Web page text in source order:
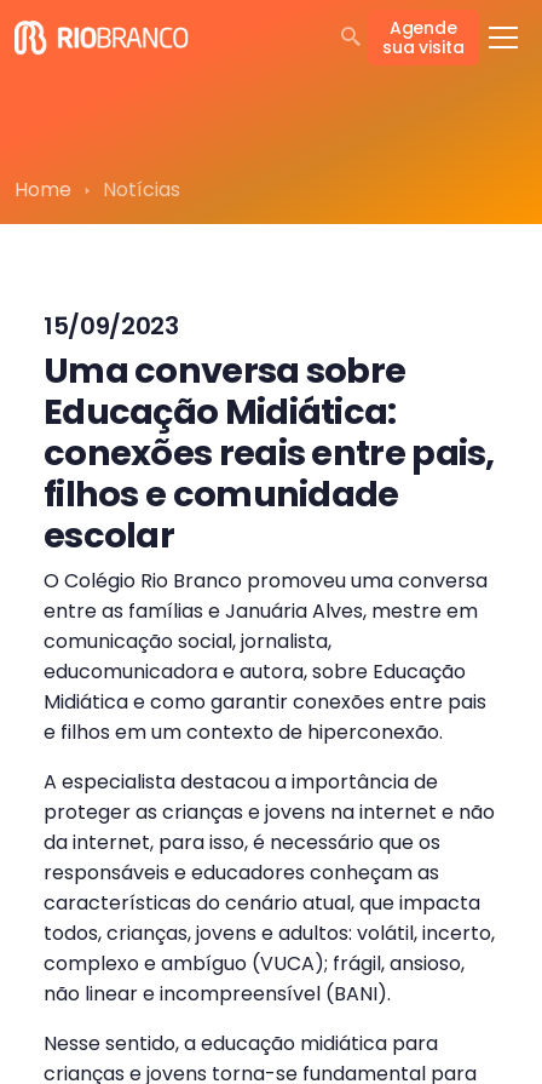
Agende
sua visita
Home Notícias
15/09/2023
Uma conversa sobre
Educação Midiática:
conexões reais entre pais,
filhos e comunidade
escolar
O Colégio Rio Branco promoveu uma conversa
entre as famílias e Januária Alves, mestre em
comunicação social, jornalista,
educomunicadora e autora, sobre Educação
Midiática e como garantir conexões entre pais
e filhos em um contexto de hiperconexão.
A especialista destacou a importância de
proteger as crianças e jovens na internet e não
da internet, para isso, é necessário que os
responsáveis e educadores conheçam as
características do cenário atual, que impacta
todos, crianças, jovens e adultos: volátil, incerto,
complexo e ambíguo (VUCA); frágil, ansioso,
não linear e incompreensível (BANI).
Nesse sentido, a educação midiática para
crianças e jovens torna-se fundamental para